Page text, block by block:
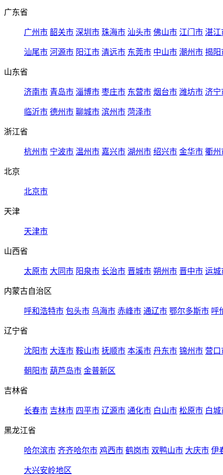
广东省
广州市 韶关市 深圳市 珠海市 汕头市 佛山市 江门市 湛江
汕尾市 河源市 阳江市 清远市 东莞市 中山市 潮州市 揭阳
山东省
济南市 青岛市 淄博市 枣庄市 东营市 烟台市 潍坊市 济宁
临沂市 德州市 聊城市 滨州市 菏泽市
浙江省
杭州市 宁波市 温州市 嘉兴市 湖州市 绍兴市 金华市 衢州
北京
北京市
天津
天津市
山西省
太原市 大同市 阳泉市 长治市 晋城市 朔州市 晋中市 运城
内蒙古自治区
呼和浩特市 包头市 乌海市 赤峰市 通辽市 鄂尔多斯市 呼
辽宁省
沈阳市 大连市 鞍山市 抚顺市 本溪市 丹东市 锦州市 营口
朝阳市 葫芦岛市 金普新区
吉林省
长春市 吉林市 四平市 辽源市 通化市 白山市 松原市 白城
黑龙江省
哈尔滨市 齐齐哈尔市 鸡西市 鹤岗市 双鸭山市 大庆市 伊
大兴安岭地区